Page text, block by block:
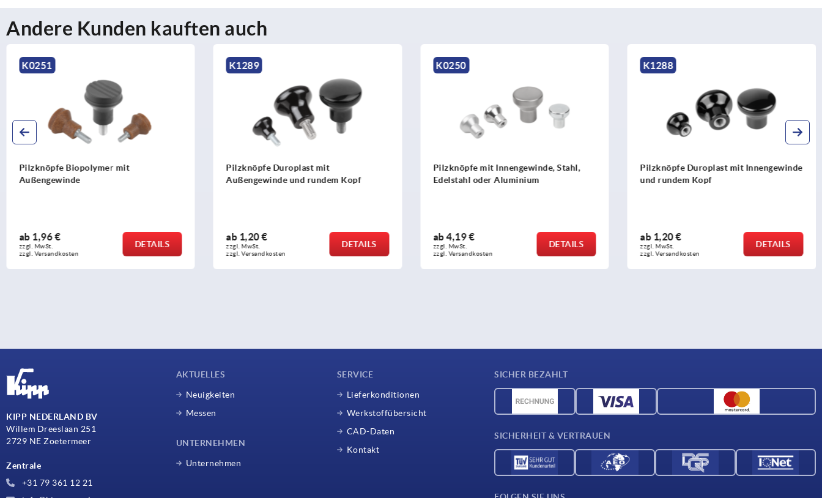
Andere Kunden kauften auch
K1289
Pilzknöpfe Duroplast mit
Außengewinde und rundem Kopf
ab1,20 €
zzgl. MwSt.
zzgl. Versandkosten
DETAILS
K0250
Pilzknöpfe mit Innengewinde, Stahl,
Edelstahl oder Aluminium
ab4,19 €
zzgl. MwSt.
zzgl. Versandkosten
DETAILS
K1288
Pilzknöpfe Duroplast mit Innengewinde
und rundem Kopf
ab1,20 €
zzgl. MwSt.
zzgl. Versandkosten
DETAILS
K1287
Pilzknöpfe Duroplast mit
Außengewinde
ab1,51 €
zzgl. MwSt.
zzgl. Versandkosten
DETAILS
KIPP NEDERLAND BV
Willem Dreeslaan 251
2729 NE Zoetermeer
Zentrale
+31 79 361 12 21
AKTUELLES
Neuigkeiten
Messen
UNTERNEHMEN
Unternehmen
SERVICE
Lieferkonditionen
Werkstoffübersicht
CAD-Daten
Kontakt
SICHER BEZAHLT
SICHERHEIT & VERTRAUEN